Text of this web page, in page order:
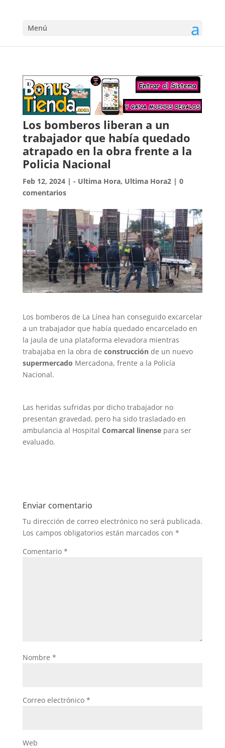
Menú
Los bomberos liberan a un
trabajador que había quedado
atrapado en la obra frente a la
Policia Nacional
Feb 12, 2024| - Ultima Hora, Ultima Hora2| 0
comentarios
Los bomberos de La Línea han conseguido excarcelar
a un trabajador que había quedado encarcelado en
la jaula de una plataforma elevadora mientras
trabajaba en la obra de construcciónde un nuevo
supermercado Mercadona, frente a la Policía
Nacional.
Las heridas sufridas por dicho trabajador no
presentan gravedad, pero ha sido trasladado en
ambulancia al Hospital Comarcal linensepara ser
evaluado.
Enviar comentario
Tu dirección de correo electrónico no será publicada.
Los campos obligatorios están marcados con *
Comentario *
Nombre *
Correo electrónico *
Web